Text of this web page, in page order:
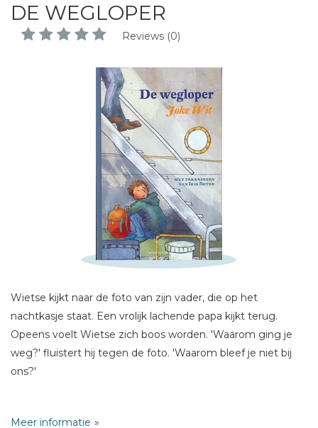
DE WEGLOPER
Reviews (0)
Wietse kijkt naar de foto van zijn vader, die op het
nachtkasje staat. Een vrolijk lachende papa kijkt terug.
Opeens voelt Wietse zich boos worden. 'Waarom ging je
weg?' fluistert hij tegen de foto. 'Waarom bleef je niet bij
ons?'
Meer informatie
Schrijf hieronder je review!
Bericht *